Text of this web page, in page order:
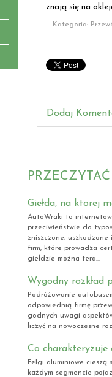
znają się na
Kategoria:
Dodaj
Giełda, na ktorej
AutoWraki to
przeciwieństwie do
zniszczone,
firm, które prowadza
giełdzie można tera...
Wygodny rozkład
Podróżowanie
odpowiednią firmę
godnych uwagi
liczyć na nowoczesne
Co charakteryzuje
Felgi aluminiowe cieszą
każdym segmencie